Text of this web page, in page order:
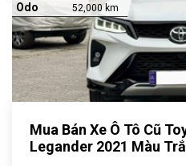
Odo 52,000 km
Mua Bán Xe Ô Tô Cũ
Legander 2021 Màu